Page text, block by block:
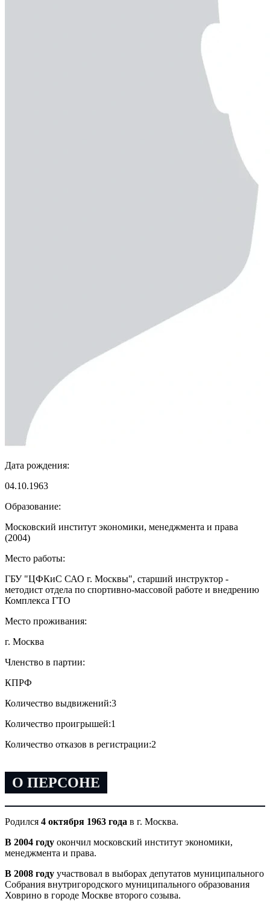
Дата рождения:
04.10.1963
Образование:
Московский институт экономики, менеджмента и права
(2004)
Место работы:
ГБУ "ЦФКиС САО г. Москвы", старший инструктор -
методист отдела по спортивно-массовой работе и внедрению
Комплекса ГТО
Место проживания:
г. Москва
Членство в партии:
КПРФ
Количество выдвижений:3
Количество проигрышей:1
Количество отказов в регистрации:2
О ПЕРСОНЕ
Родился 4 октября 1963 года в г. Москва.
В 2004 году окончил московский институт экономики,
менеджмента и права.
В 2008 году участвовал в выборах депутатов муниципального
Собрания внутригородского муниципального образования
Ховрино в городе Москве второго созыва.